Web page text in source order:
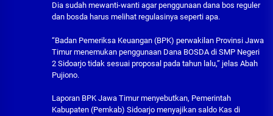
Dia sudah mewanti-wanti agar penggunaan dana bos reguler
dan bosda harus melihat regulasinya seperti apa.
“Badan Pemeriksa Keuangan (BPK) perwakilan Provinsi Jawa
Timur menemukan penggunaan Dana BOSDA di SMP Negeri
2 Sidoarjo tidak sesuai proposal pada tahun lalu,” jelas Abah
Pujiono.
Laporan BPK Jawa Timur menyebutkan, Pemerintah
Kabupaten (Pemkab) Sidoarjo menyajikan saldo Kas di